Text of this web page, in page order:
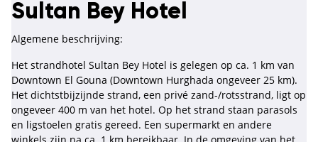
Sultan Bey Hotel
Algemene beschrijving:
Het strandhotel Sultan Bey Hotel is gelegen op ca. 1 km van
Downtown El Gouna (Downtown Hurghada ongeveer 25 km).
Het dichtstbijzijnde strand, een privé zand-/rotsstrand, ligt op
ongeveer 400 m van het hotel. Op het strand staan parasols
en ligstoelen gratis gereed. Een supermarkt en andere